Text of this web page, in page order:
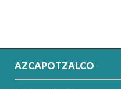
AZCAPOTZALCO